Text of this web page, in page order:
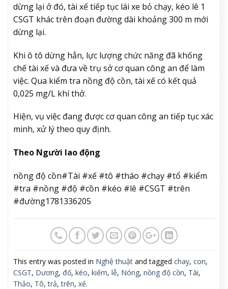
dừng lại ở đó, tài xế tiếp tục lái xe bỏ chạy, kéo lê 1
CSGT khác trên đoạn đường dài khoảng 300 m mới
dừng lại.
Khi ô tô dừng hẳn, lực lượng chức năng đã khống
chế tài xế và đưa về trụ sở cơ quan công an để làm
việc. Qua kiểm tra nồng độ cồn, tài xế có kết quả
0,025 mg/L khí thở.
Hiện, vụ việc đang được cơ quan công an tiếp tục xác
minh, xử lý theo quy định.
Theo Người lao động
nồng độ cồn#Tài #xế #tô #tháo #chạy #tổ #kiểm
#tra #nồng #độ #cồn #kéo #lê #CSGT #trên
#đường1781336205
This entry was posted in Nghệ thuật and tagged chay, con,
CSGT, Dương, đố, kéo, kiếm, lễ, Nóng, nồng độ cồn, Tài,
Thảo, Tô,trả,trên, xế.